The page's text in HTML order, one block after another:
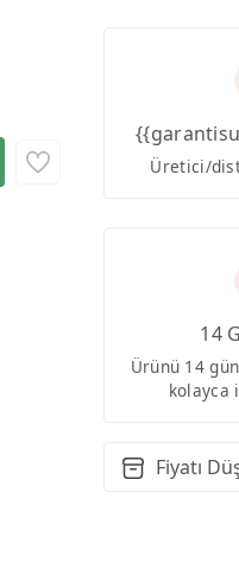
Üretici/
14
Ürünü 14
kolayca
Fiyatı